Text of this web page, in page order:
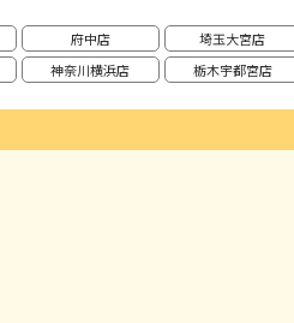
府中店
神奈川横浜店
埼玉大宮店
栃木宇都宮店